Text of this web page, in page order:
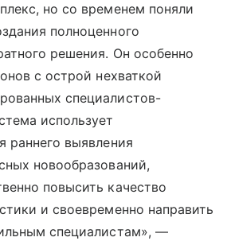
но со временем поняли
полноценного
решения. Он особенно
с острой нехваткой
специалистов-
использует
раннего выявления
новообразований,
повысить качество
и своевременно направить
специалистам», —